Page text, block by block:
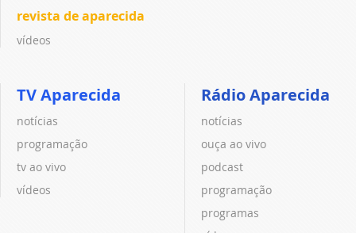
revista de aparecida
vídeos
TV Aparecida
notícias
programação
tv ao vivo
vídeos
Rádio Aparecida
notícias
ouça ao vivo
podcast
programação
programas